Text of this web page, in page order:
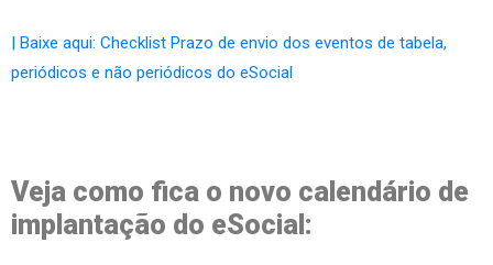
| Baixe aqui: Checklist Prazo de envio dos eventos de tabela,
periódicos e não periódicos do eSocial
Veja como fica o novo calendário de
implantação do eSocial: